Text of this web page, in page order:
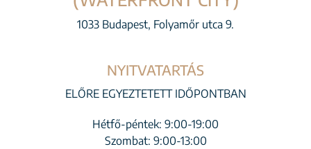
1033 Budapest, Folyamőr utca 9.
NYITVATARTÁS
ELŐRE EGYEZTETETT IDŐPONTBAN
Hétfő-péntek: 9:00-19:00
Szombat: 9:00-13:00